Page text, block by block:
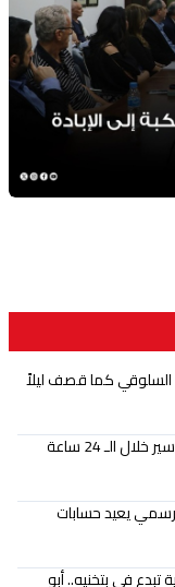
السلوقي كما قصف ليلاً
"التحكم المروري": قتيلان و 6 جرحى في 6 حوادث سير خلال الـ 24 ساعة
يعيد حسابات
تبدع في بتخنيه.. أبو